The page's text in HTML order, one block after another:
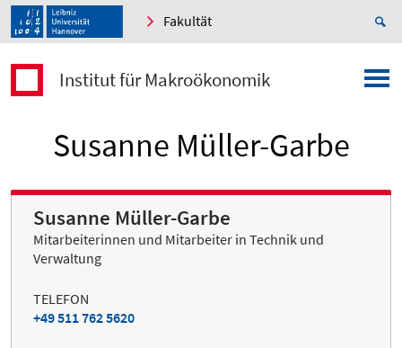
Fakultät
Institut für Makroökonomik
Susanne Müller-Garbe
Susanne Müller-Garbe
Mitarbeiterinnen und Mitarbeiter in Technik und
Verwaltung
TELEFON
+49 511 762 5620